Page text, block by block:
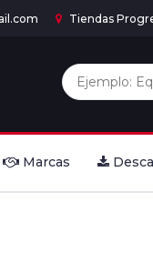
Tiendas
Marcas